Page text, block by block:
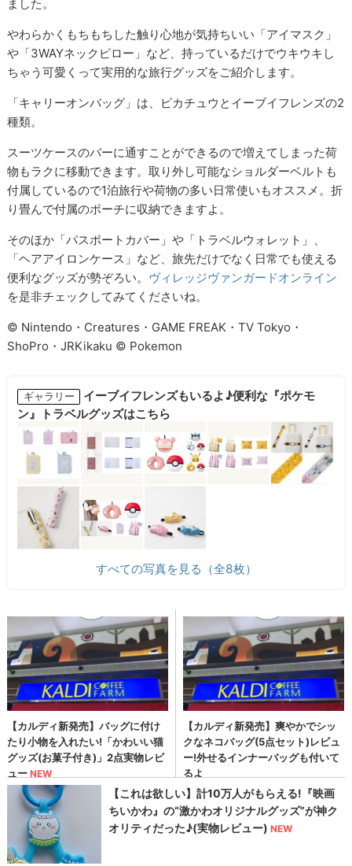
ました。
やわらかくもちもちした触り心地が気持ちいい「アイマスク」
や「3WAYネックピロー」など、持っているだけでウキウキし
ちゃう可愛くって実用的な旅行グッズをご紹介します。
「キャリーオンバッグ」は、ピカチュウとイーブイフレンズの2
種類。
スーツケースのバーに通すことができるので増えてしまった荷
物もラクに移動できます。取り外し可能なショルダーベルトも
付属しているので1泊旅行や荷物の多い日常使いもオススメ。折
り畳んで付属のポーチに収納できますよ。
そのほか「パスポートカバー」や「トラベルウォレット」、
「ヘアアイロンケース」など、旅先だけでなく日常でも使える
便利なグッズが勢ぞろい。 ヴィレッジヴァンガードオンライン
を是非チェックしてみてくださいね。
© Nintendo・Creatures・GAME FREAK・TV Tokyo・
ShoPro・JRKikaku © Pokemon
ギャラリー
イーブイフレンズもいるよ♪便利な『ポケモ
ン』トラベルグッズはこちら
すべての写真を見る（全8枚）